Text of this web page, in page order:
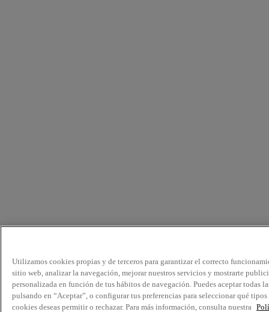
Utilizamos cookies propias y de terceros para garantizar el correcto
sitio web, analizar la navegación, mejorar nuestros servicios y mostrarte
personalizada en función de tus hábitos de navegación. Puedes aceptar todas
pulsando en “Aceptar”, o configurar tus preferencias para seleccionar qué tipos
cookies deseas permitir o rechazar. Para más información, consulta nuestra